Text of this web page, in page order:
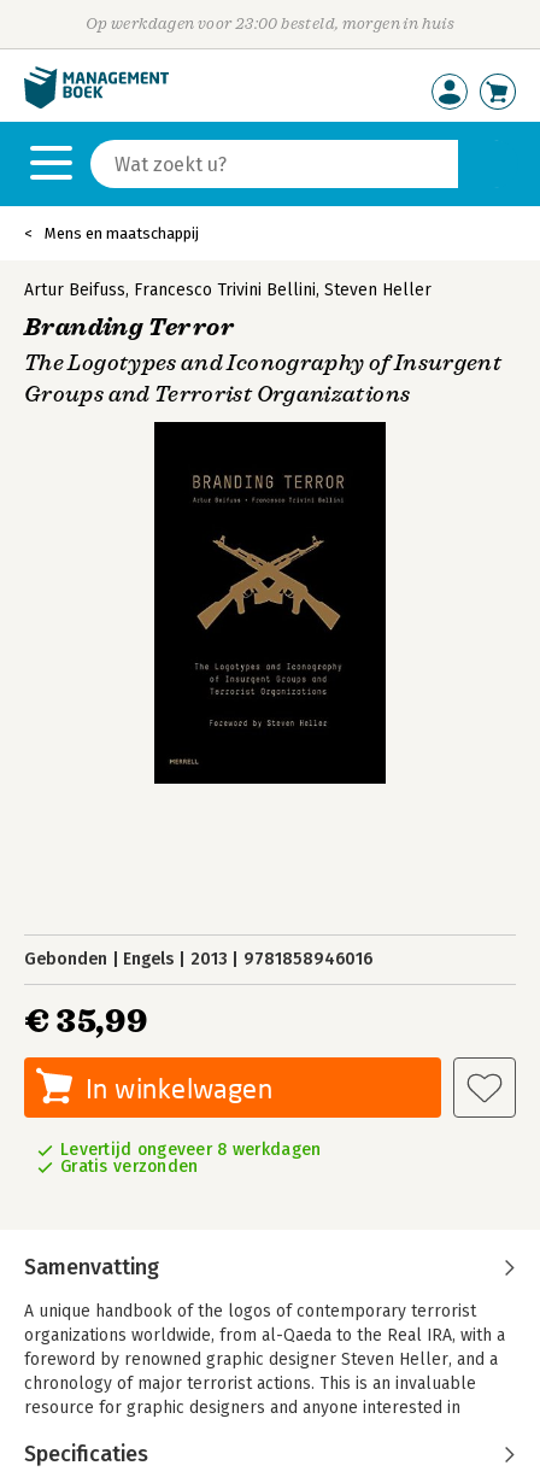
Op werkdagen voor 23:00 besteld, morgen in huis
Mens en maatschappij
Artur Beifuss, Francesco Trivini Bellini, Steven Heller
Branding Terror
The Logotypes and Iconography of Insurgent
Groups and Terrorist Organizations
Gebonden Engels 2013 9781858946016
€ 35,99
In winkelwagen
Levertijd ongeveer 8 werkdagen
Gratis verzonden
Samenvatting
A unique handbook of the logos of contemporary terrorist
organizations worldwide, from al-Qaeda to the Real IRA, with a
foreword by renowned graphic designer Steven Heller, and a
chronology of major terrorist actions. This is an invaluable
resource for graphic designers and anyone interested in
Specificaties